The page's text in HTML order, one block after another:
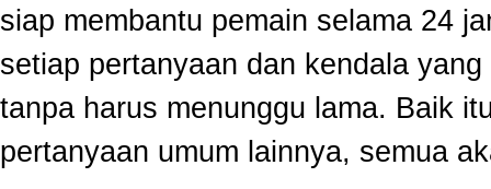
siap membantu pemain selama 24
setiap pertanyaan dan kendala
tanpa harus menunggu lama. Baik
pertanyaan umum lainnya, semua